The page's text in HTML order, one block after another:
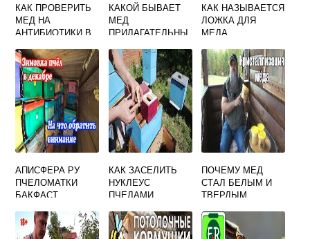
КАК ПРОВЕРИТЬ
МЕД НА
АНТИБИОТИКИ В
УСЛОВИЯХ
КАКОЙ БЫВАЕТ
МЕД
ПРИЛАГАТЕЛЬНЫ
КАК НАЗЫВАЕТСЯ
ЛОЖКА ДЛЯ
МЕДА
АПИСФЕРА РУ
ПЧЕЛОМАТКИ
БАКФАСТ
КАК ЗАСЕЛИТЬ
НУКЛЕУС
ПЧЕЛАМИ
ПОЧЕМУ МЕД
СТАЛ БЕЛЫМ И
ТВЕРДЫМ